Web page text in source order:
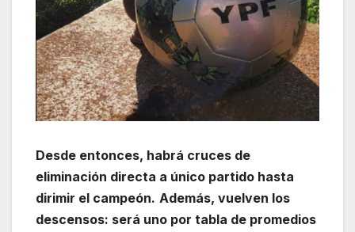
Desde entonces, habrá cruces de
eliminación directa a único partido hasta
dirimir el campeón. Además, vuelven los
descensos: será uno por tabla de promedios